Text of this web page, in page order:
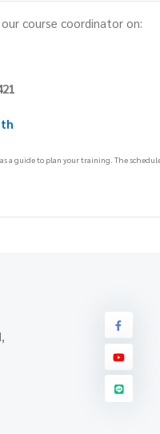
course coordinator on:
a guide to plan your training. The